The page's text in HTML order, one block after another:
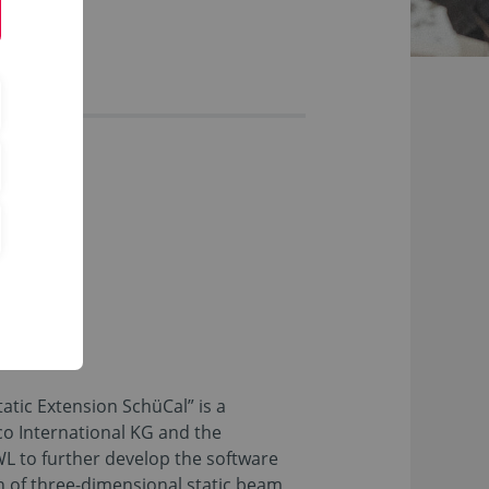
Extension SchüCal” is a
International KG and the
to further develop the software